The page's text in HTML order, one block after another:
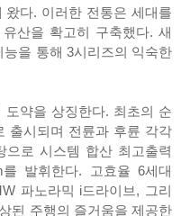
왔다. 이러한 전통은 세대를
산을 확고히 구축했다. 새
을 통해 3시리즈의 익숙한
약을 상징한다. 최초의 순
출시되며 전륜과 후륜 각각
로 시스템 합산 최고출력
발휘한다. 고효율 6세대
파노라믹 i드라이브, 그리
된 주행의 즐거움을 제공한